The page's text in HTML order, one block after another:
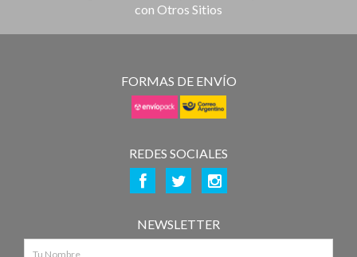
con Otros Sitios
FORMAS DE ENVÍO
REDES SOCIALES
NEWSLETTER